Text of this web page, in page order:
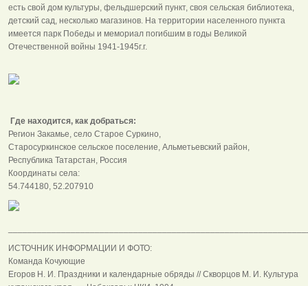
есть свой дом культуры, фельдшерский пункт, своя сельская библиотека,
детский сад, несколько магазинов. На территории населенного пункта
имеется парк Победы и мемориал погибшим в годы Великой
Отечественной войны 1941-1945г.г.
Где находится, как добраться:
Регион Закамье, село Старое Суркино,
Старосуркинское сельское поселение, Альметьевский район,
Республика Татарстан, Россия
Координаты села:
54.744180, 52.207910
ИСТОЧНИК ИНФОРМАЦИИ И ФОТО:
Команда Кочующие
Егоров Н. И. Праздники и календарные обряды // Скворцов М. И. Культура